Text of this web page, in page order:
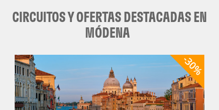
CIRCUITOS Y OFERTAS DESTACADAS EN
MÓDENA
-30%